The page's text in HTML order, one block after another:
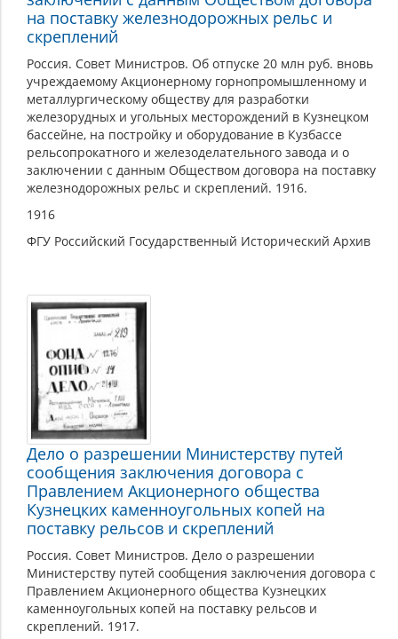
на поставку железнодорожных рельс и
скреплений
Россия. Совет Министров. Об отпуске 20 млн руб. вновь
учреждаемому Акционерному горнопромышленному и
металлургическому обществу для разработки
железорудных и угольных месторождений в Кузнецком
бассейне, на постройку и оборудование в Кузбассе
рельсопрокатного и железоделательного завода и о
заключении с данным Обществом договора на поставку
железнодорожных рельс и скреплений. 1916.
1916
ФГУ Российский Государственный Исторический Архив
Дело о разрешении Министерству путей
сообщения заключения договора с
Правлением Акционерного общества
Кузнецких каменноугольных копей на
поставку рельсов и скреплений
Россия. Совет Министров. Дело о разрешении
Министерству путей сообщения заключения договора с
Правлением Акционерного общества Кузнецких
каменноугольных копей на поставку рельсов и
скреплений. 1917.